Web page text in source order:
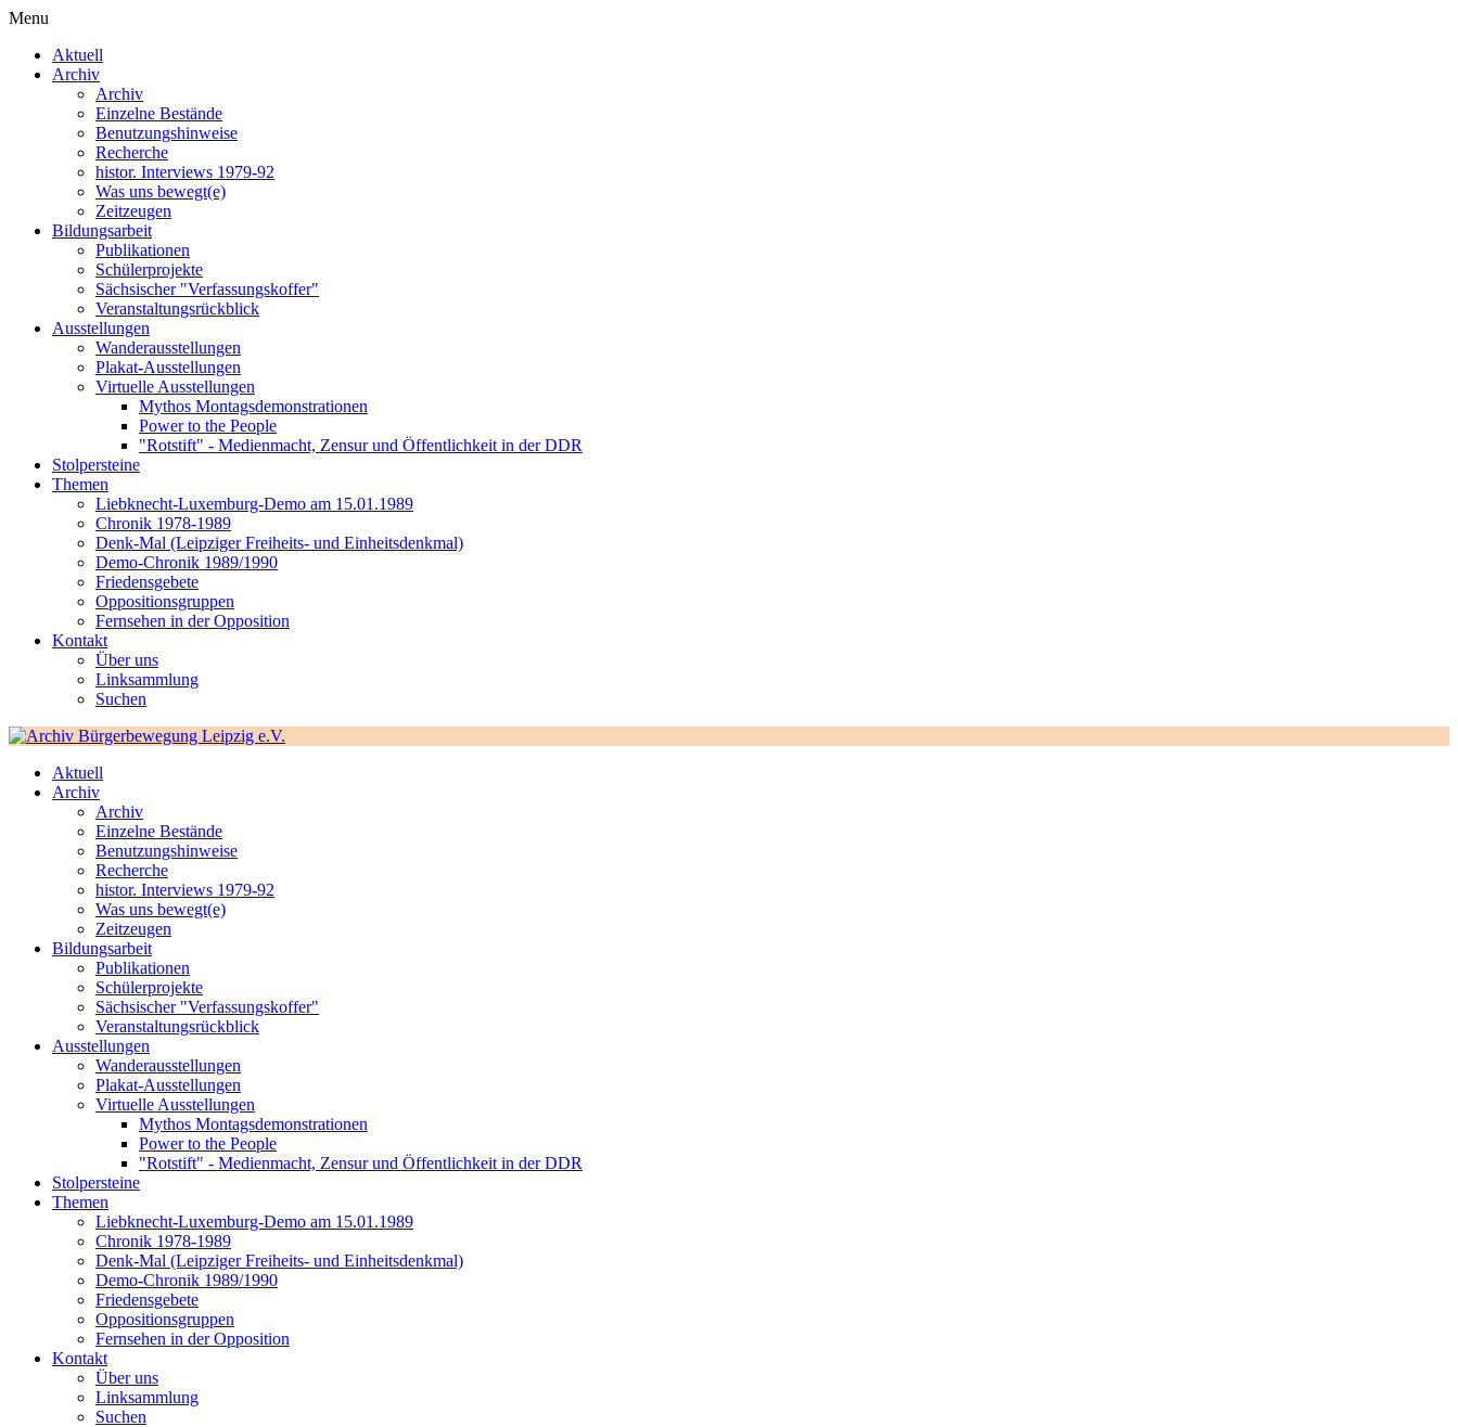
Menu
Aktuell
Archiv
Archiv
Einzelne Bestände
Benutzungshinweise
Recherche
histor. Interviews 1979-92
Was uns bewegt(e)
Zeitzeugen
Bildungsarbeit
Publikationen
Schülerprojekte
Sächsischer "Verfassungskoffer"
Veranstaltungsrückblick
Ausstellungen
Wanderausstellungen
Plakat-Ausstellungen
Virtuelle Ausstellungen
Mythos Montagsdemonstrationen
Power to the People
"Rotstift" - Medienmacht, Zensur und Öffentlichkeit in der DDR
Stolpersteine
Themen
Liebknecht-Luxemburg-Demo am 15.01.1989
Chronik 1978-1989
Denk-Mal (Leipziger Freiheits- und Einheitsdenkmal)
Demo-Chronik 1989/1990
Friedensgebete
Oppositionsgruppen
Fernsehen in der Opposition
Kontakt
Über uns
Linksammlung
Suchen
Aktuell
Archiv
Archiv
Einzelne Bestände
Benutzungshinweise
Recherche
histor. Interviews 1979-92
Was uns bewegt(e)
Zeitzeugen
Bildungsarbeit
Publikationen
Schülerprojekte
Sächsischer "Verfassungskoffer"
Veranstaltungsrückblick
Ausstellungen
Wanderausstellungen
Plakat-Ausstellungen
Virtuelle Ausstellungen
Mythos Montagsdemonstrationen
Power to the People
"Rotstift" - Medienmacht, Zensur und Öffentlichkeit in der DDR
Stolpersteine
Themen
Liebknecht-Luxemburg-Demo am 15.01.1989
Chronik 1978-1989
Denk-Mal (Leipziger Freiheits- und Einheitsdenkmal)
Demo-Chronik 1989/1990
Friedensgebete
Oppositionsgruppen
Fernsehen in der Opposition
Kontakt
Über uns
Linksammlung
Suchen